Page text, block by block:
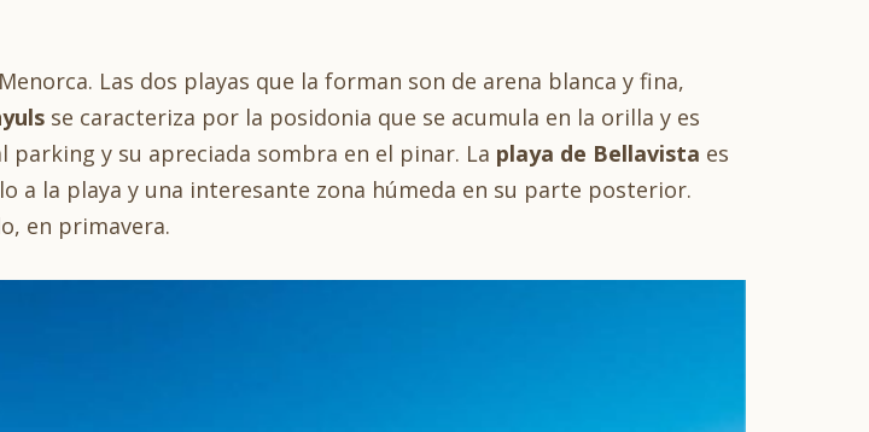
Las dos playas que la forman son de arena blanca y fina,
se caracteriza por la posidonia que se acumula en la orilla y es
y su apreciada sombra en el pinar. La playa de Bellavista es
a la playa y una interesante zona húmeda en su parte posterior.
en primavera.